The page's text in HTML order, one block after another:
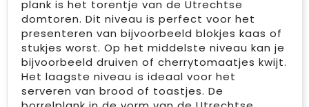
plank is het torentje van de Utrechtse
domtoren. Dit niveau is perfect voor het
presenteren van bijvoorbeeld blokjes kaas of
stukjes worst. Op het middelste niveau kan je
bijvoorbeeld druiven of cherrytomaatjes kwijt.
Het laagste niveau is ideaal voor het
serveren van brood of toastjes. De